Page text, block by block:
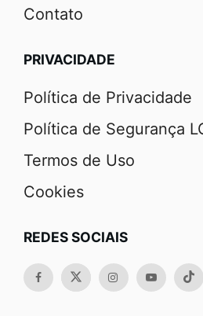
Contato
PRIVACIDADE
Política de Privacidade
Política de Segurança
Termos de Uso
Cookies
REDES SOCIAIS